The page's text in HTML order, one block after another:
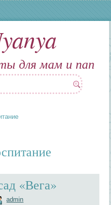
для мам и пап
«Вега»
admin